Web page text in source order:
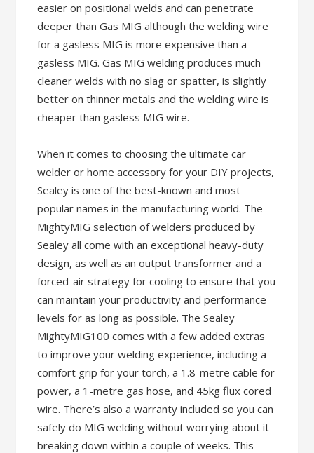
easier on positional welds and can penetrate
deeper than Gas MIG although the welding wire
for a gasless MIG is more expensive than a
gasless MIG. Gas MIG welding produces much
cleaner welds with no slag or spatter, is slightly
better on thinner metals and the welding wire is
cheaper than gasless MIG wire.
When it comes to choosing the ultimate car
welder or home accessory for your DIY projects,
Sealey is one of the best-known and most
popular names in the manufacturing world. The
MightyMIG selection of welders produced by
Sealey all come with an exceptional heavy-duty
design, as well as an output transformer and a
forced-air strategy for cooling to ensure that you
can maintain your productivity and performance
levels for as long as possible. The Sealey
MightyMIG100 comes with a few added extras
to improve your welding experience, including a
comfort grip for your torch, a 1.8-metre cable for
power, a 1-metre gas hose, and 45kg flux cored
wire. There’s also a warranty included so you can
safely do MIG welding without worrying about it
breaking down within a couple of weeks. This